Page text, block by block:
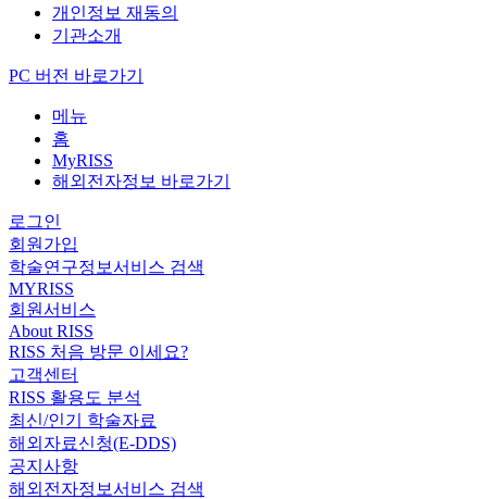
개인정보 재동의
기관소개
PC 버전 바로가기
메뉴
홈
MyRISS
해외전자정보 바로가기
로그인
회원가입
학술연구정보서비스 검색
MYRISS
회원서비스
About RISS
RISS 처음 방문 이세요?
고객센터
RISS 활용도 분석
최신/인기 학술자료
해외자료신청(E-DDS)
공지사항
해외전자정보서비스 검색